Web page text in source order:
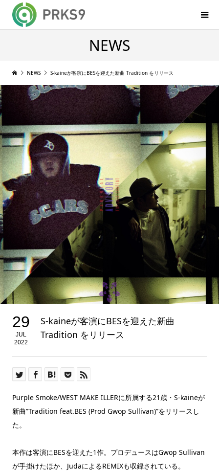
NEWS
NEWS S-kaineが客演にBESを迎えた新曲 Tradition をリリース
29
JUL
2022
S-kaineが客演にBESを迎えた新曲
Tradition をリリース
Purple Smoke/WEST MAKE ILLERに所属する21歳・S-kaineが
新曲”Tradition feat.BES (Prod Gwop Sullivan)”をリリースし
た。
本作は客演にBESを迎えた1作。プロデュースはGwop Sullivan
が手掛けたほか、JudaによるREMIXも収録されている。